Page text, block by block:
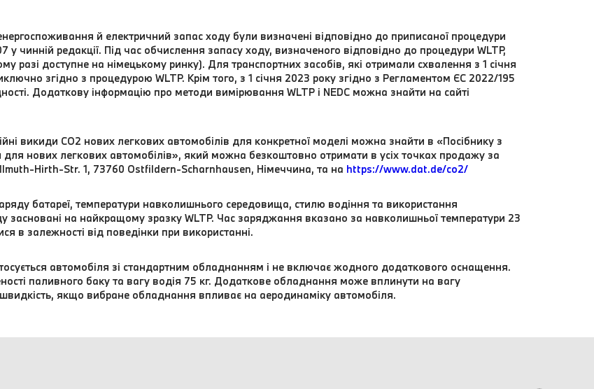
й електричний запас ходу були визначені відповідно до приписаної процедури
чинній редакції. Під час обчислення запасу ходу, визначеного відповідно до процедури WLTP,
разі доступне на німецькому ринку). Для транспортних засобів, які отримали схвалення з 1 січня
згідно з процедурою WLTP. Крім того, з 1 січня 2023 року згідно з Регламентом ЄС 2022/195
Додаткову інформацію про методи вимірювання WLTP і NEDC можна знайти на сайті
викиди CO2 нових легкових автомобілів для конкретної моделі можна знайти в «Посібнику з
нових легкових автомобілів», який можна безкоштовно отримати в усіх точках продажу за
Hirth-Str. 1, 73760 Ostfildern-Scharnhausen, Німеччина, та на https://www.dat.de/co2/
батареї, температури навколишнього середовища, стилю водіння та використання
на найкращому зразку WLTP. Час заряджання вказано за навколишньої температури 23
в залежності від поведінки при використанні.
автомобіля зі стандартним обладнанням і не включає жодного додаткового оснащення.
паливного баку та вагу водія 75 кг. Додаткове обладнання може вплинути на вагу
якщо вибране обладнання впливає на аеродинаміку автомобіля.